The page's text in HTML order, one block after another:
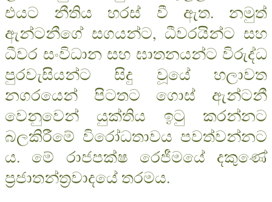
එයට නීතිය හරස් වී ඇත. නමුත්
ඇන්ටනීගේ සගයන්ට, ධීවරයින්ට සහ
ධීවර සංවිධාන සහ ඝාතනයන්ට විරුද්ධ
පුරවැසියන්ට සිදු වූයේ හලාවත
නගරයෙන් පිටතට ගොස් ඇන්ටනී
වෙනුවෙන් යුක්තිය ඉටු කරන්නට
බලකිරීමේ විරෝධතාවය පවත්වන්නට
ය. මේ රාජපක්ෂ රෙජීමයේ දකුණේ
ප‍්‍රජාතන්ත‍්‍රවාදයේ තරමය.